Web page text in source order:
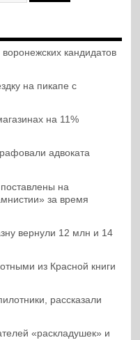
кандидатов
на пикапе с
на 11%
адвоката
на
за время
вернули 12 млн и 14
из Красной книги
рассказали
«раскладушек» и